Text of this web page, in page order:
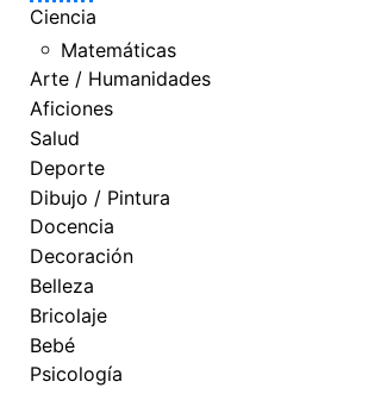
Ciencia
Matemáticas
Arte / Humanidades
Aficiones
Salud
Deporte
Dibujo / Pintura
Docencia
Decoración
Belleza
Bricolaje
Bebé
Psicología